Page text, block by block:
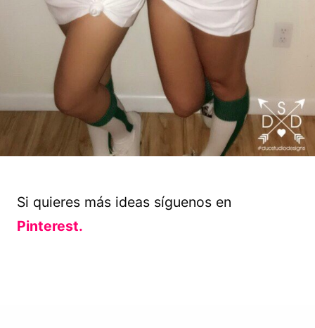
Si quieres más ideas síguenos en
Pinterest.